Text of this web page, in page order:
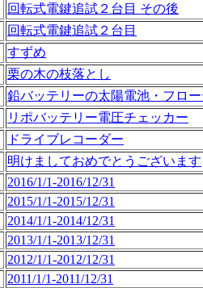
回転式電鍵追試２台目 その後
回転式電鍵追試２台目
すずめ
栗の木の枝落とし
鉛バッテリーの太陽電池・フロ
リポバッテリー電圧チェッカー
ドライブレコーダー
明けましておめでとうございます
2016/1/1-2016/12/31
2015/1/1-2015/12/31
2014/1/1-2014/12/31
2013/1/1-2013/12/31
2012/1/1-2012/12/31
2011/1/1-2011/12/31